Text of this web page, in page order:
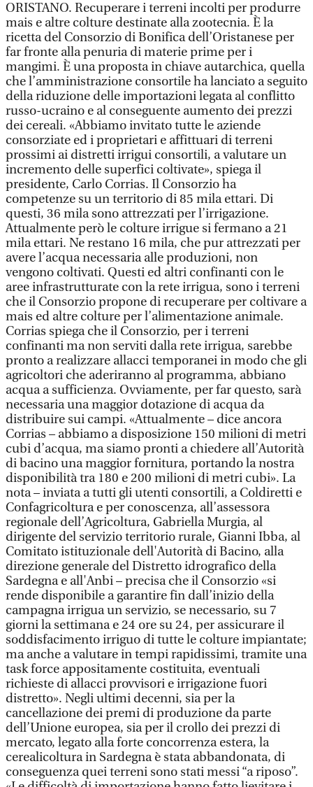
ORISTANO. Recuperare i terreni incolti per produrre
mais e altre colture destinate alla zootecnia. È la
ricetta del Consorzio di Bonifica dell’Oristanese per
far fronte alla penuria di materie prime per i
mangimi. È una proposta in chiave autarchica, quella
che l’amministrazione consortile ha lanciato a seguito
della riduzione delle importazioni legata al conflitto
russo-ucraino e al conseguente aumento dei prezzi
dei cereali. «Abbiamo invitato tutte le aziende
consorziate ed i proprietari e affittuari di terreni
prossimi ai distretti irrigui consortili, a valutare un
incremento delle superfici coltivate», spiega il
presidente, Carlo Corrias. Il Consorzio ha
competenze su un territorio di 85 mila ettari. Di
questi, 36 mila sono attrezzati per l’irrigazione.
Attualmente però le colture irrigue si fermano a 21
mila ettari. Ne restano 16 mila, che pur attrezzati per
avere l’acqua necessaria alle produzioni, non
vengono coltivati. Questi ed altri confinanti con le
aree infrastrutturate con la rete irrigua, sono i terreni
che il Consorzio propone di recuperare per coltivare a
mais ed altre colture per l’alimentazione animale.
Corrias spiega che il Consorzio, per i terreni
confinanti ma non serviti dalla rete irrigua, sarebbe
pronto a realizzare allacci temporanei in modo che gli
agricoltori che aderiranno al programma, abbiano
acqua a sufficienza. Ovviamente, per far questo, sarà
necessaria una maggior dotazione di acqua da
distribuire sui campi. «Attualmente – dice ancora
Corrias – abbiamo a disposizione 150 milioni di metri
cubi d’acqua, ma siamo pronti a chiedere all’Autorità
di bacino una maggior fornitura, portando la nostra
disponibilità tra 180 e 200 milioni di metri cubi». La
nota – inviata a tutti gli utenti consortili, a Coldiretti e
Confagricoltura e per conoscenza, all’assessora
regionale dell’Agricoltura, Gabriella Murgia, al
dirigente del servizio territorio rurale, Gianni Ibba, al
Comitato istituzionale dell'Autorità di Bacino, alla
direzione generale del Distretto idrografico della
Sardegna e all'Anbi – precisa che il Consorzio «si
rende disponibile a garantire fin dall’inizio della
campagna irrigua un servizio, se necessario, su 7
giorni la settimana e 24 ore su 24, per assicurare il
soddisfacimento irriguo di tutte le colture impiantate;
ma anche a valutare in tempi rapidissimi, tramite una
task force appositamente costituita, eventuali
richieste di allacci provvisori e irrigazione fuori
distretto». Negli ultimi decenni, sia per la
cancellazione dei premi di produzione da parte
dell’Unione europea, sia per il crollo dei prezzi di
mercato, legato alla forte concorrenza estera, la
cerealicoltura in Sardegna è stata abbandonata, di
conseguenza quei terreni sono stati messi “a riposo”.